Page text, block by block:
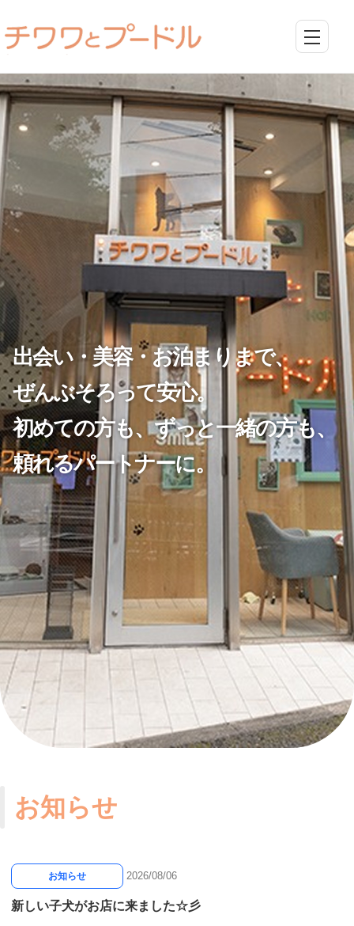
出会い・美容・お泊まりまで、
ぜんぶそろって安心。
初めての方も、ずっと一緒の方も、
頼れるパートナーに。
お知らせ
お知らせ 2026/08/06
新しい子犬がお店に来ました☆彡